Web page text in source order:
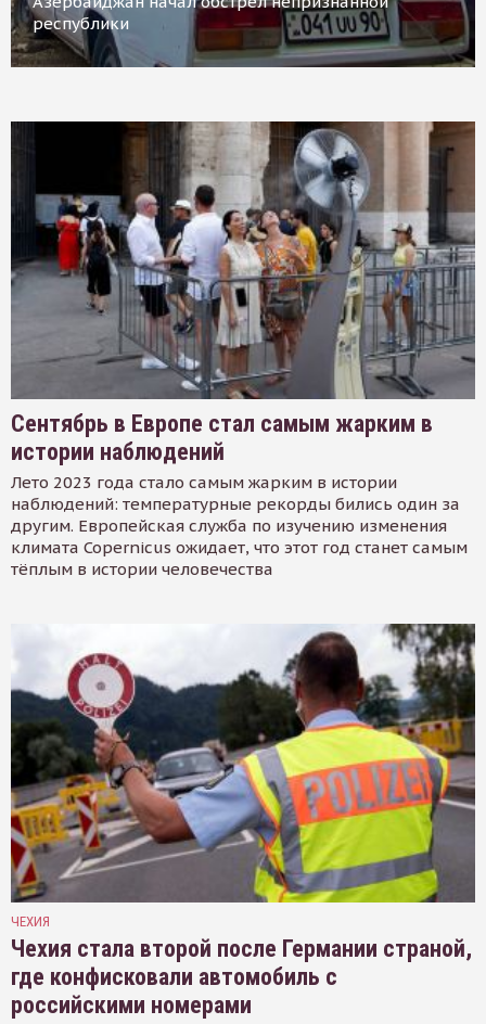
республики
Сентябрь в Европе стал самым жарким в
истории наблюдений
Лето 2023 года стало самым жарким в истории
наблюдений: температурные рекорды бились один за
другим. Европейская служба по изучению изменения
климата Copernicus ожидает, что этот год станет самым
тёплым в истории человечества
ЧЕХИЯ
Чехия стала второй после Германии страной,
где конфисковали автомобиль с
российскими номерами